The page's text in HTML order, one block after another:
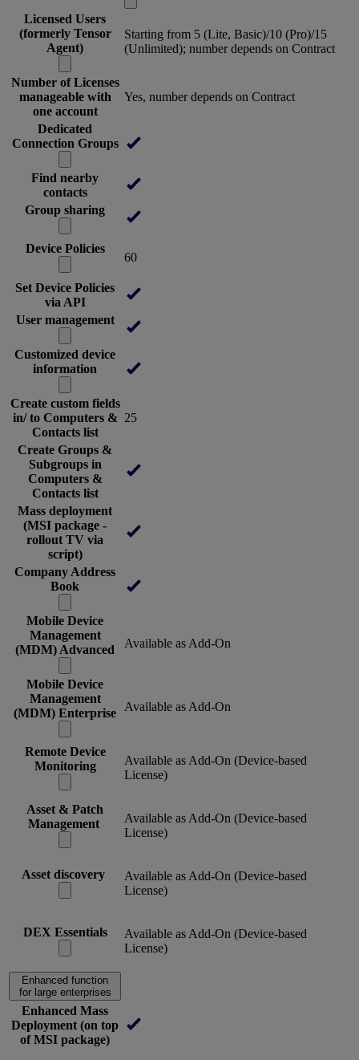
Licensed Users
(formerly Tensor
Agent)
Starting from 5 (Lite, Basic)/10 (Pro)/15
(Unlimited); number depends on Contract
Number of Licenses
manageable with
one account
Yes, number depends on Contract
Dedicated
Connection Groups
Find nearby
contacts
Group sharing
Device Policies
60
Set Device Policies
via API
User management
Customized device
information
Create custom fields
in/ to Computers &
Contacts list
25
Create Groups &
Subgroups in
Computers &
Contacts list
Mass deployment
(MSI package -
rollout TV via
script)
Company Address
Book
Mobile Device
Management
(MDM) Advanced
Available as Add-On
Mobile Device
Management
(MDM) Enterprise
Available as Add-On
Remote Device
Monitoring
Available as Add-On (Device-based
License)
Asset & Patch
Management
Available as Add-On (Device-based
License)
Asset discovery
Available as Add-On (Device-based
License)
DEX Essentials
Available as Add-On (Device-based
License)
Enhanced function
for large enterprises
Enhanced Mass
Deployment (on top
of MSI package)